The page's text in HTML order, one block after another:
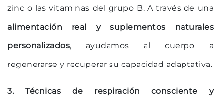
zinc o las vitaminas del grupo B. A través de una
alimentación real y suplementos naturales
personalizados, ayudamos al cuerpo a
regenerarse y recuperar su capacidad adaptativa.
3. Técnicas de respiración consciente y